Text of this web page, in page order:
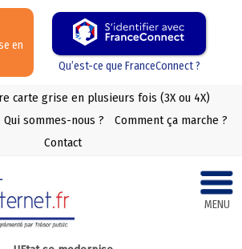
en
Qu’est-ce que FranceConnect ?
carte grise en plusieurs fois (3X ou 4X)
Qui sommes-nous ?
Comment ça marche ?
Contact
MENU